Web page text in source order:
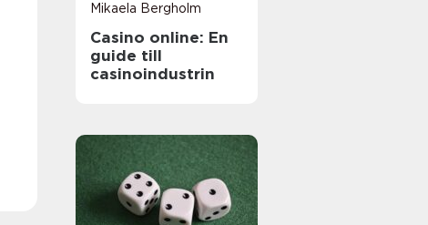
Mikaela Bergholm
Casino online: En
guide till
casinoindustrin